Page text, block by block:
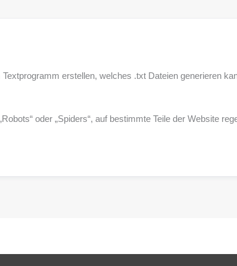
erstellen, welches .txt Dateien generieren
oder „Spiders“, auf bestimmte Teile der Website